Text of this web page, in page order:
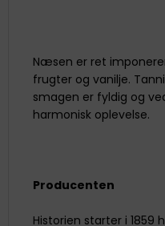
Næsen er ret
frugter og vanilje.
smagen er fyldig og
harmonisk oplevelse.
Producenten
Historien starter i 1859